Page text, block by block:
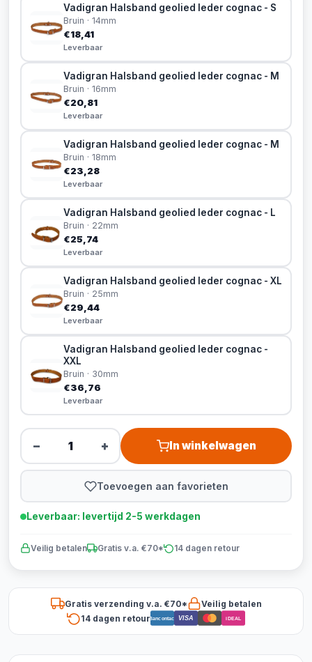
Vadigran Halsband geolied leder cognac - S
Bruin · 14mm
€18,41
Leverbaar
Vadigran Halsband geolied leder cognac - M
Bruin · 16mm
€20,81
Leverbaar
Vadigran Halsband geolied leder cognac - M
Bruin · 18mm
€23,28
Leverbaar
Vadigran Halsband geolied leder cognac - L
Bruin · 22mm
€25,74
Leverbaar
Vadigran Halsband geolied leder cognac - XL
Bruin · 25mm
€29,44
Leverbaar
Vadigran Halsband geolied leder cognac -
XXL
Bruin · 30mm
€36,76
Leverbaar
− + In winkelwagen
Toevoegen aan favorieten
Leverbaar: levertijd 2-5 werkdagen
Veilig betalen Gratis v.a. €70* 14 dagen retour
Gratis verzending v.a. €70*
Veilig betalen
14 dagen retourBancontact VISA iDEAL